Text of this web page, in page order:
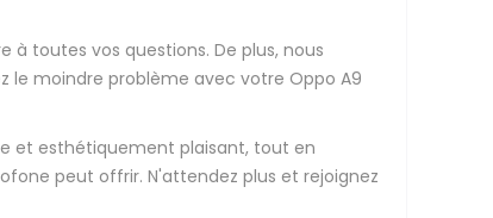
à toutes vos questions. De plus, nous
le moindre problème avec votre Oppo A9
et esthétiquement plaisant, tout en
peut offrir. N'attendez plus et rejoignez